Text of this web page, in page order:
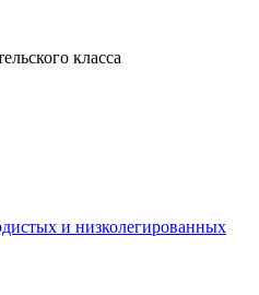
класса
и низколегированных